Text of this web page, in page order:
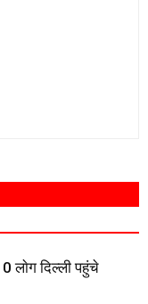
लाेग दिल्ली पहुंचे